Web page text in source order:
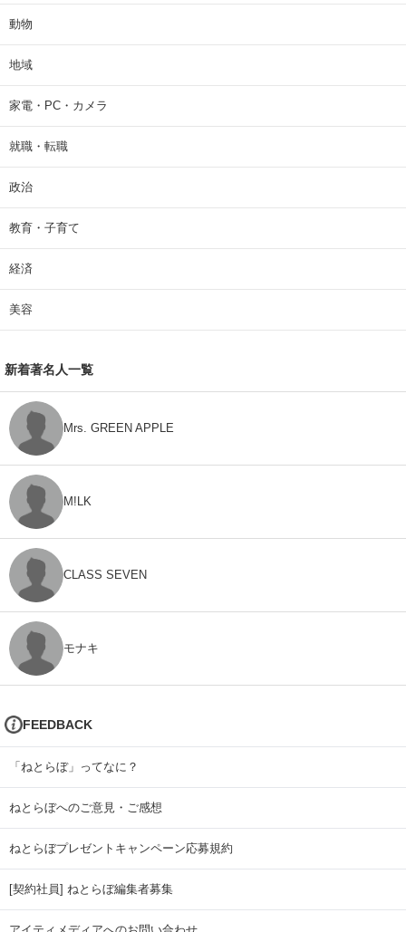
動物
地域
家電・PC・カメラ
就職・転職
政治
教育・子育て
経済
美容
新着著名人一覧
Mrs. GREEN APPLE
M!LK
CLASS SEVEN
モナキ
FEEDBACK
「ねとらぼ」ってなに？
ねとらぼへのご意見・ご感想
ねとらぼプレゼントキャンペーン応募規約
[契約社員] ねとらぼ編集者募集